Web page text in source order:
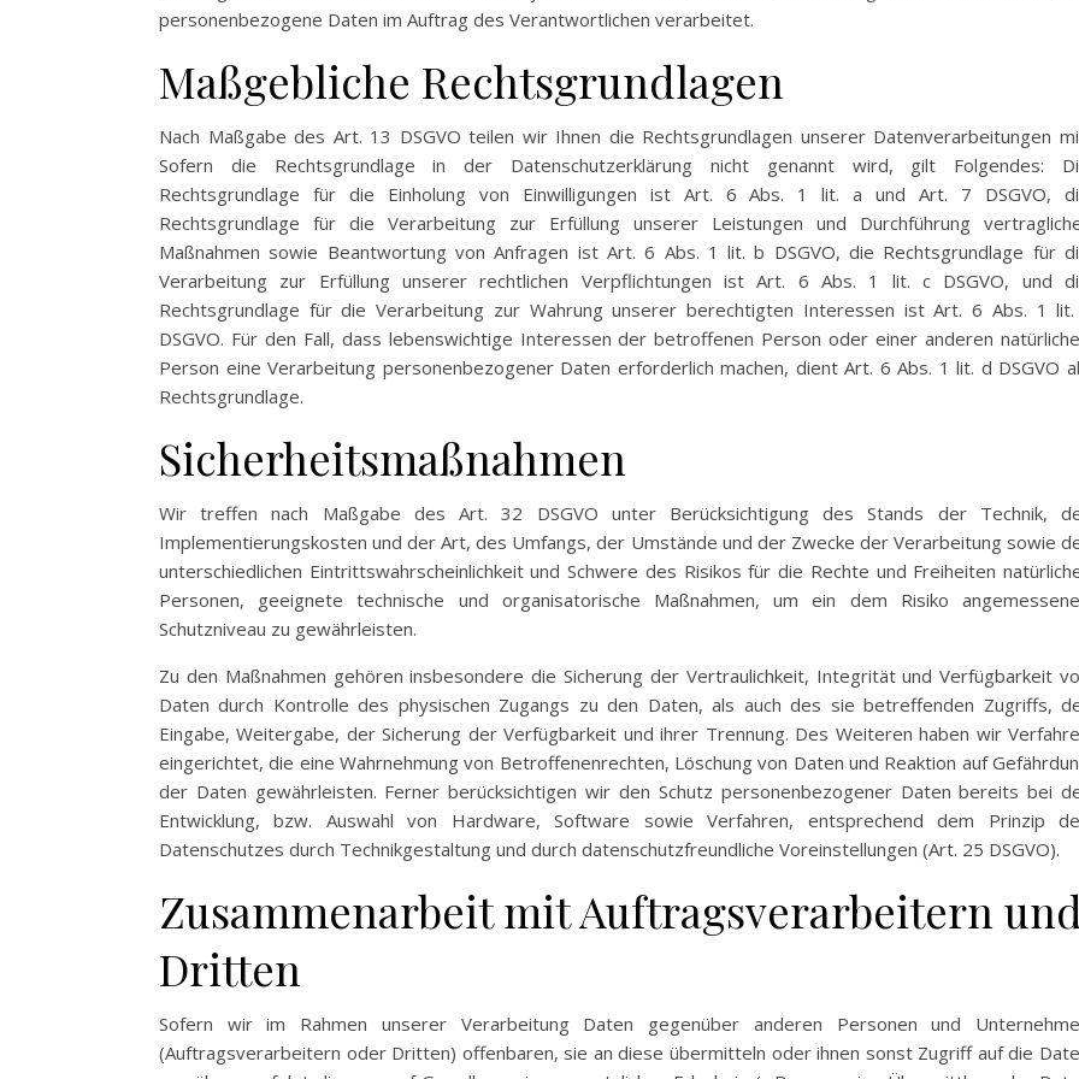
personenbezogene Daten im Auftrag des Verantwortlichen verarbeitet.
Maßgebliche Rechtsgrundlagen
Nach Maßgabe des Art. 13 DSGVO teilen wir Ihnen die Rechtsgrundlagen unserer Datenverarbeitungen
Sofern die Rechtsgrundlage in der Datenschutzerklärung nicht genannt wird, gilt Folgendes:
Rechtsgrundlage für die Einholung von Einwilligungen ist Art. 6 Abs. 1 lit. a und Art. 7 DSGVO,
Rechtsgrundlage für die Verarbeitung zur Erfüllung unserer Leistungen und Durchführung
Maßnahmen sowie Beantwortung von Anfragen ist Art. 6 Abs. 1 lit. b DSGVO, die Rechtsgrundlage für
Verarbeitung zur Erfüllung unserer rechtlichen Verpflichtungen ist Art. 6 Abs. 1 lit. c DSGVO, und
Rechtsgrundlage für die Verarbeitung zur Wahrung unserer berechtigten Interessen ist Art. 6 Abs. 1
DSGVO. Für den Fall, dass lebenswichtige Interessen der betroffenen Person oder einer anderen
Person eine Verarbeitung personenbezogener Daten erforderlich machen, dient Art. 6 Abs. 1 lit. d DSGVO
Rechtsgrundlage.
Sicherheitsmaßnahmen
Wir treffen nach Maßgabe des Art. 32 DSGVO unter Berücksichtigung des Stands der Technik,
Implementierungskosten und der Art, des Umfangs, der Umstände und der Zwecke der Verarbeitung sowie
unterschiedlichen Eintrittswahrscheinlichkeit und Schwere des Risikos für die Rechte und Freiheiten
Personen, geeignete technische und organisatorische Maßnahmen, um ein dem Risiko
Schutzniveau zu gewährleisten.
Zu den Maßnahmen gehören insbesondere die Sicherung der Vertraulichkeit, Integrität und Verfügbarkeit
Daten durch Kontrolle des physischen Zugangs zu den Daten, als auch des sie betreffenden Zugriffs,
Eingabe, Weitergabe, der Sicherung der Verfügbarkeit und ihrer Trennung. Des Weiteren haben wir
eingerichtet, die eine Wahrnehmung von Betroffenenrechten, Löschung von Daten und Reaktion auf
der Daten gewährleisten. Ferner berücksichtigen wir den Schutz personenbezogener Daten bereits bei
Entwicklung, bzw. Auswahl von Hardware, Software sowie Verfahren, entsprechend dem Prinzip
Datenschutzes durch Technikgestaltung und durch datenschutzfreundliche Voreinstellungen (Art. 25 DSGVO).
Zusammenarbeit mit Auftragsverarbeitern und
Dritten
Sofern wir im Rahmen unserer Verarbeitung Daten gegenüber anderen Personen und
(Auftragsverarbeitern oder Dritten) offenbaren, sie an diese übermitteln oder ihnen sonst Zugriff auf die